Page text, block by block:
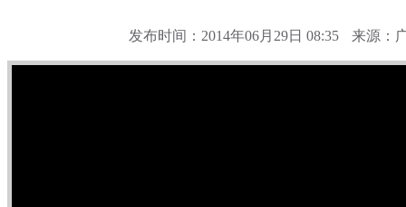
发布时间：2014年06月29日 08:35 来源：